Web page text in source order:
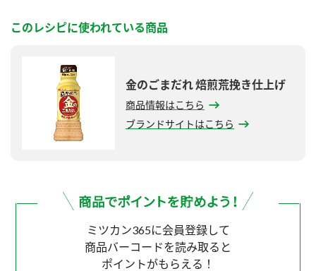
このレシピに使われている商品
金のごまだれ 焙煎荒挽き仕上げ
商品情報はこちら
ブランドサイトはこちら
ミツカン365に会員登録して
商品バーコードを読み取ると
ポイントがもらえる！